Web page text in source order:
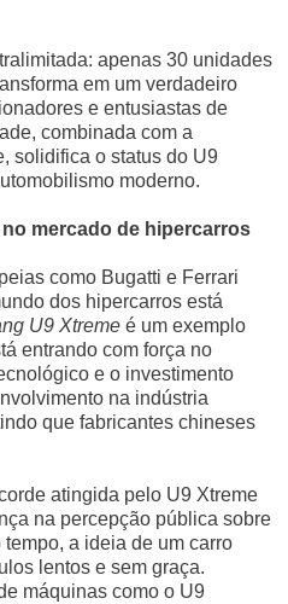
apenas 30 unidades
em um verdadeiro
e entusiastas de
combinada com a
solidifica o status do U9
moderno.
mercado de hipercarros
como Bugatti e Ferrari
dos hipercarros está
U9 Xtreme é um exemplo
entrando com força no
e o investimento
na indústria
que fabricantes chineses
atingida pelo U9 Xtreme
na percepção pública sobre
a ideia de um carro
lentos e sem graça.
máquinas como o U9